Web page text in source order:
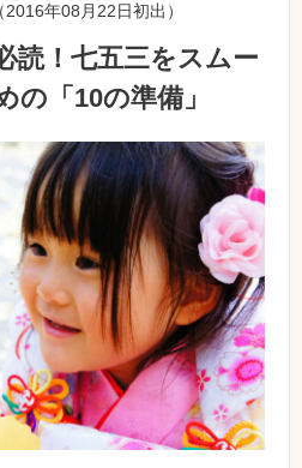
年08月22日初出）
読！七五三をスムー
の「10の準備」